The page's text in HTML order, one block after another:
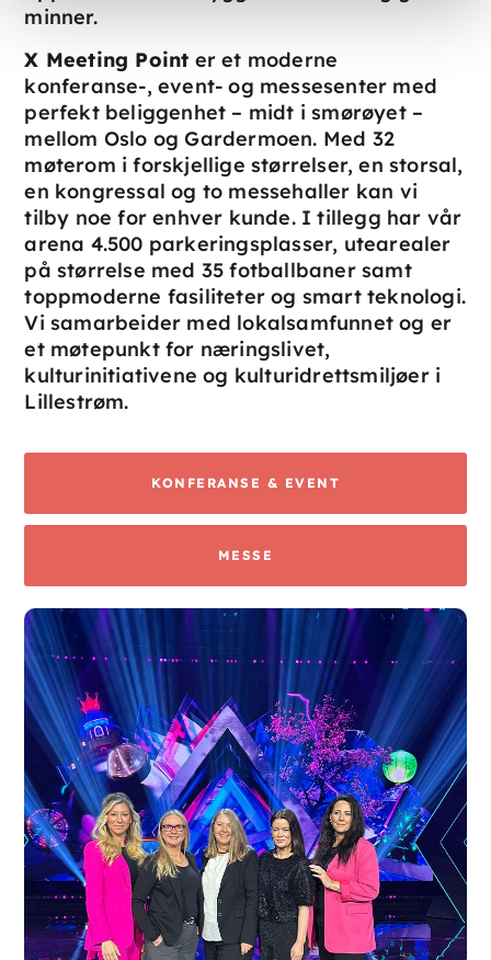
minner.
X Meeting Point er et moderne
konferanse-, event- og messesenter med
perfekt beliggenhet – midt i smørøyet –
mellom Oslo og Gardermoen. Med 32
møterom i forskjellige størrelser, en storsal,
en kongressal og to messehaller kan vi
tilby noe for enhver kunde. I tillegg har vår
arena 4.500 parkerings­plasser, utearealer
på størrelse med 35 fotballbaner samt
toppmoderne fasiliteter og smart teknologi.
Vi samarbeider med lokalsamfunnet og er
et møtepunkt for nærings­livet,
kulturinitiativene og kulturidrettsmiljøer i
Lillestrøm.
KONFERANSE & EVENT
MESSE